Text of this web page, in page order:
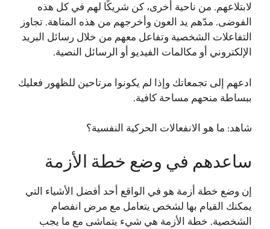
لابتلاعهم. من ناحية أخرى، كن شريكًا لهم في كل هذه
الفوضى. مدّهم يد العون وأخرجهم من هذه المتاهة. تجاوز
التفاعلات الشخصية وتفاعل معهم من خلال رسائل البريد
الإلكتروني أو مكالمات الفيديو أو الرسائل النصية.
ادعهم إلى تجمعاتك وإذا لم يكونوا مرتاحين للظهور فعليك
ببساطة منحهم مساحة كافية.
شاهد: ما هو الانفعالات الحركية النفسية؟
ساعدهم في وضع خطة الأزمة
إن وضع خطة أزمة هو في الواقع أحد أفضل الأشياء التي
يمكنك القيام بها لشخص يتعامل مع مرض انفصام
الشخصية. خطة الأزمة هي شيء يتماشى مع ما يجب